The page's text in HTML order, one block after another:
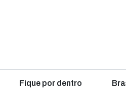
Fique por dentro